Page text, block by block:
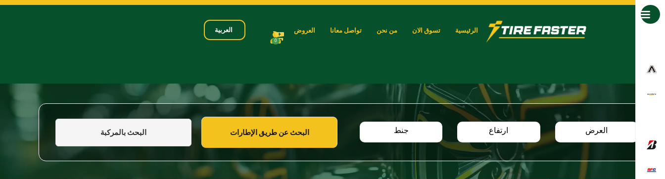
الرئيسية تسوق الان من نحن تواصل معانا العروض
0
العربية
البحث عن طريق الإطارات البحث بالمركبة العرض ارتفاع جنط